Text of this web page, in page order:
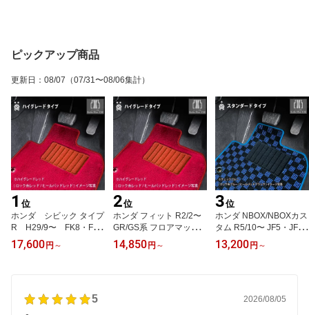
ピックアップ商品
更新日 ： 08/07 （07/31〜08/06集計）
1 位
ホンダ シビック タイプ
R H29/9〜 FK8・FL5
フロアマット一式 カ
ーマット ハイグレード
受注生産 選べるロック糸
17,600 円 ～
2位
ホンダ フィット R2/2〜
GR/GS系 フロアマット
一式 カーマット ハイグ
レードタイプ
14,850 円 ～
3位
ホンダ NBOX/NBOXカス
タム R5/10〜 JF5・JF6
フロアマット一式 福祉車
両選択可能 カーマット
13,200 円 ～
5 2026/08/05